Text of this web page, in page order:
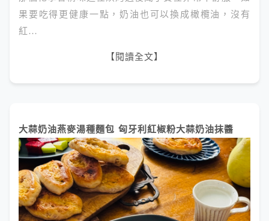
果要吃得更健康一點，奶油也可以換成橄欖油，沒有
紅…
【閱讀全文】
大蒜奶油燕麥湯種麵包 匈牙利紅椒粉大蒜奶油抹醬